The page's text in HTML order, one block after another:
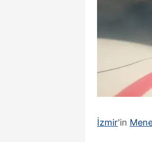
İzmir'in